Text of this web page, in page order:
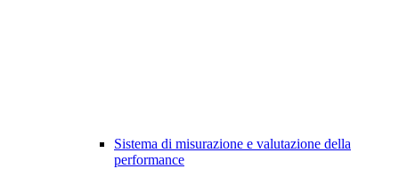
Sistema di misurazione e valutazione della
performance